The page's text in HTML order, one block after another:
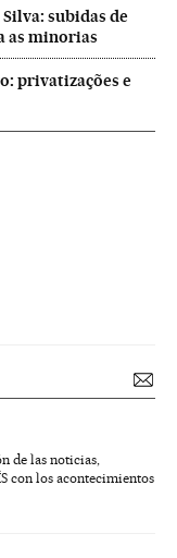
subidas de
as minorias
privatizações e
de las noticias,
con los acontecimientos